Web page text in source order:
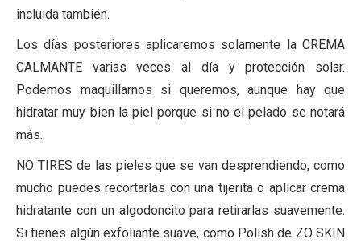
incluida también.
Los días posteriores aplicaremos solamente la CREMA
CALMANTE varias veces al día y protección solar.
Podemos maquillarnos si queremos, aunque hay que
hidratar muy bien la piel porque si no el pelado se notará
más.
NO TIRES de las pieles que se van desprendiendo, como
mucho puedes recortarlas con una tijerita o aplicar crema
hidratante con un algodoncito para retirarlas suavemente.
Si tienes algún exfoliante suave, como Polish de ZO SKIN